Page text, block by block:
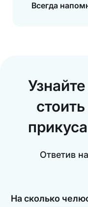
Всегда
Ответив
На сколько